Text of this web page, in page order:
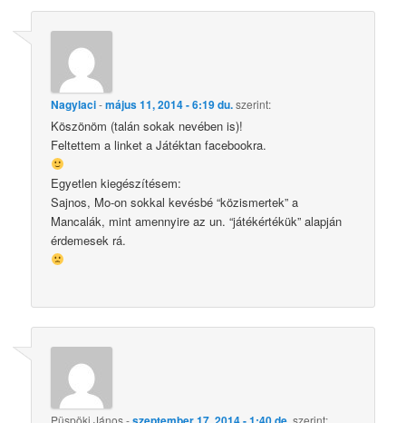
Nagylaci-május 11, 2014 - 6:19 du.szerint:
Köszönöm (talán sokak nevében is)!
Feltettem a linket a Játéktan facebookra.
Egyetlen kiegészítésem:
Sajnos, Mo-on sokkal kevésbé “közismertek” a
Mancalák, mint amennyire az un. “játékértékük” alapján
érdemesek rá.